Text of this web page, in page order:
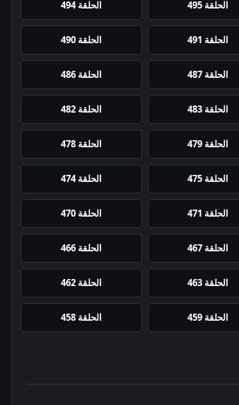
الحلقة 495 الحلقة 494
الحلقة 491 الحلقة 490
الحلقة 487 الحلقة 486
الحلقة 483 الحلقة 482
الحلقة 479 الحلقة 478
الحلقة 475 الحلقة 474
الحلقة 471 الحلقة 470
الحلقة 467 الحلقة 466
الحلقة 463 الحلقة 462
الحلقة 459 الحلقة 458